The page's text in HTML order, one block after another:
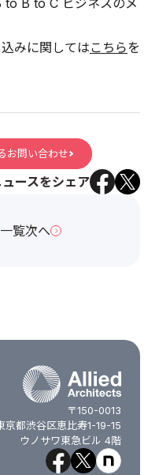
みに関してはこちらを
お問い合わせ
ースをシェア
覧次へ
〒150-0013
京都渋谷区恵比寿1-19-15
ウノサワ東急ビル 4階